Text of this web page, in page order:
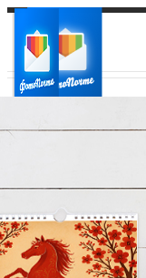
Ваш регион доставки
Выберите из списка: